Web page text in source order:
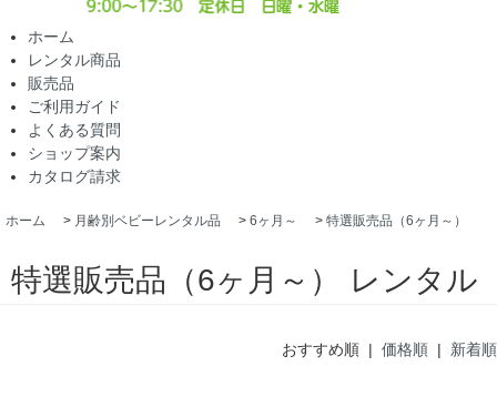
ホーム
レンタル商品
販売品
ご利用ガイド
よくある質問
ショップ案内
カタログ請求
ホーム > 月齢別ベビーレンタル品 > 6ヶ月～ > 特選販売品（6ヶ月～）
特選販売品（6ヶ月～） レンタル
おすすめ順 | 価格順 | 新着順